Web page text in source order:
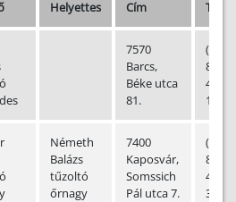
Helyettes Cím
7570
Barcs,
Béke utca
81.
(+36-
82)
463-
128
Németh
Balázs
tűzoltó
őrnagy
7400
Kaposvár,
Somssich
Pál utca 7.
(+36-
82)
410-
333